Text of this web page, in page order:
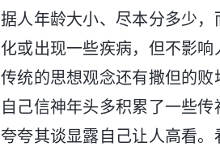
据人年龄大小、尽本分多少
化或出现一些疾病，但不影
传统的思想观念还有撒但的
自己信神年头多积累了一些
夸夸其谈显露自己让人高看。